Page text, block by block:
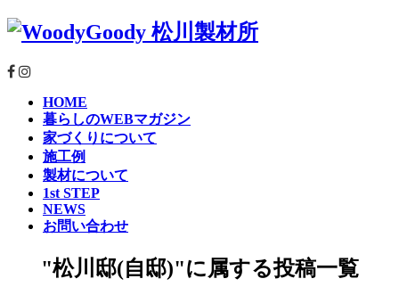
HOME
暮らしのWEBマガジン
家づくりについて
施工例
製材について
1st STEP
NEWS
お問い合わせ
"松川邸(自邸)"に属する投稿一覧